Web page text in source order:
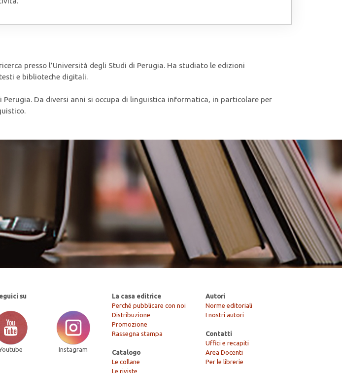
presso l’Università degli Studi di Perugia. Ha studiato le edizioni
e biblioteche digitali.
Da diversi anni si occupa di linguistica informatica, in particolare per
su
Instagram
La casa editrice
Perché pubblicare con noi
Distribuzione
Promozione
Rassegna stampa
Catalogo
Le collane
Le riviste
Autori
Norme editoriali
I nostri autori
Contatti
Uffici e recapiti
Area Docenti
Per le librerie